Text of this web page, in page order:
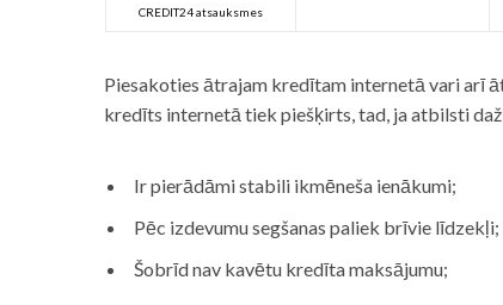
CREDIT24 atsauksmes
Piesakoties ātrajam kredītam internetā vari arī
kredīts internetā tiek piešķirts, tad, ja atbilsti
Ir pierādāmi stabili ikmēneša ienākumi;
Pēc izdevumu segšanas paliek brīvie līdzekļi;
Šobrīd nav kavētu kredīta maksājumu;